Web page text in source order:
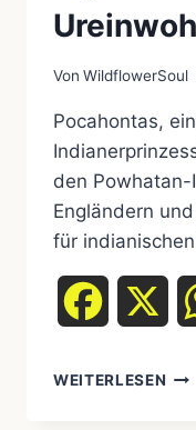
Von WildflowerSoul
Pocahontas,
den
Engländern
für
Facebook
WEITERLESEN